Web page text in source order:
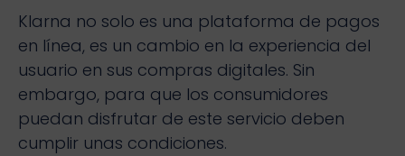
Klarna no solo es una plataforma de pagos
en línea, es un cambio en la experiencia del
usuario en sus compras digitales. Sin
embargo, para que los consumidores
puedan disfrutar de este servicio deben
cumplir unas condiciones.